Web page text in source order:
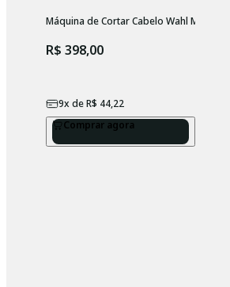
Máquina de Cortar Cabelo Wahl Magic Clip
R$ 398,00
9x deR$ 44,22
Comprar agora